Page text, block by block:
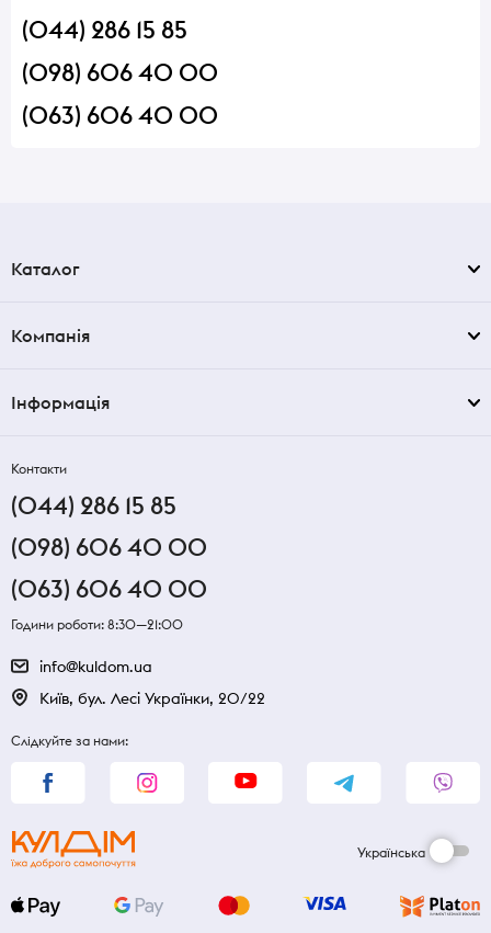
(044) 286 15 85
(098) 606 40 00
(063) 606 40 00
Каталог
Компанія
Інформація
Контакти
(044) 286 15 85
(098) 606 40 00
(063) 606 40 00
Години роботи: 8:30—21:00
info@kuldom.ua
Київ, бул. Лесі Українки, 20/22
Слідкуйте за нами:
Українська